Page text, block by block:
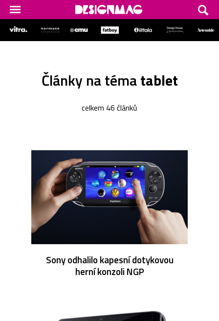
Články na tématablet
celkem 46 článků
Sony odhalilo kapesní dotykovou
herní konzoli NGP